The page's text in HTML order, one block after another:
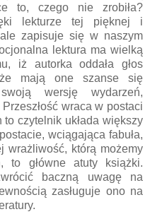
to, czego nie zrobiła?
lekturze tej pięknej i
zapisuje się w naszym
lektura ma wielką
iż autorka oddała głos
że mają one szanse się
wersję wydarzeń,
wraca w postaci
czytelnik układa większy
wciągająca fabuła,
wrażliwość, którą możemy
to główne atuty książki.
baczną uwagę na
zasługuje ono na